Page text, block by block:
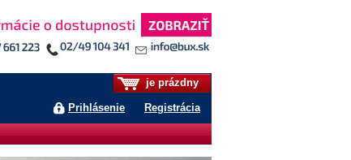
je prázdny
Prihlásenie Registrácia